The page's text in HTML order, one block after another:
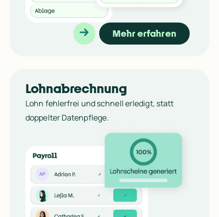
Mehr erfahren
Lohnabrechnung
Lohn fehlerfrei und schnell erledigt, statt
doppelter Datenpflege.